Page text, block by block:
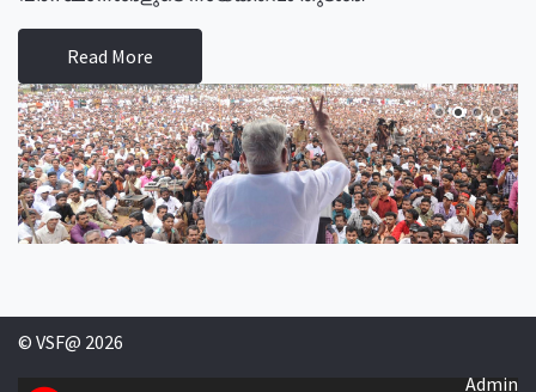
Read More
© VSF@ 2026
Admin